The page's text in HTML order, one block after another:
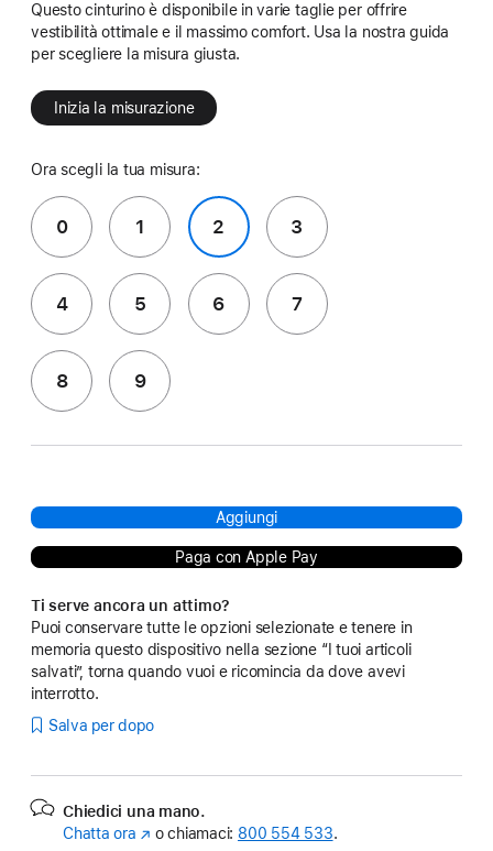
Questo cinturino è disponibile in varie taglie per offrire
vestibilità ottimale e il massimo comfort. Usa la nostra guida
per scegliere la misura giusta.
Inizia la misurazione
Ora scegli la tua misura:
0 1 2 3
4 5 6 7
8 9
Aggiungi
Paga con Apple Pay
Ti serve ancora un attimo?
Puoi conservare tutte le opzioni selezionate e tenere in
memoria questo dispositivo nella sezione “I tuoi articoli
salvati”, torna quando vuoi e ricomincia da dove avevi
interrotto.
Salva per dopo
Chiedici una mano.
Chatta ora (Si o chiamaci: 800 554 533.